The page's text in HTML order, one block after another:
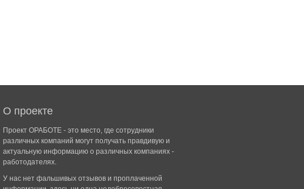
О проекте
Проект ОРАБОТЕ - это место, где сотрудники
различных компаний могут получать правдивую и
актуальную информацию о различных компаниях -
работодателях.
У нас нет фальшивых отзывов и проплаченной